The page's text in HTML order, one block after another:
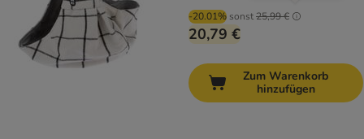
-20.01% sonst25,99 €
20,79 €
Zum Warenkorb
hinzufügen